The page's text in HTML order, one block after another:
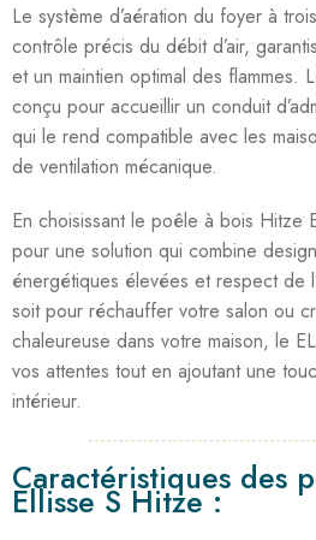
Le système d’aération du foyer à
contrôle précis du débit d’air,
et un maintien optimal des flammes.
conçu pour accueillir un conduit
qui le rend compatible avec les
de ventilation mécanique.
En choisissant le poêle à bois Hitze
pour une solution qui combine
énergétiques élevées et respect de
soit pour réchauffer votre salon ou
chaleureuse dans votre maison, le
vos attentes tout en ajoutant une
intérieur.
Caractéristiques des
Ellisse S Hitze :